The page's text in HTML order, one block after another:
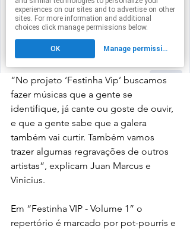
“No projeto ‘Festinha Vip’ buscamos
fazer músicas que a gente se
identifique, já cante ou goste de ouvir,
e que a gente sabe que a galera
também vai curtir. Também vamos
trazer algumas regravações de outros
artistas”, explicam Juan Marcus e
Vinicius.
Em “Festinha VIP - Volume 1” o
repertório é marcado por pot-pourris e